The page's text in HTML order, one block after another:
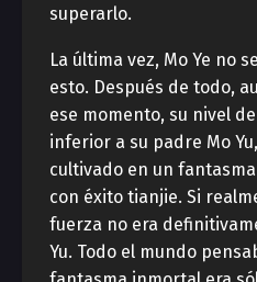
superarlo.
La última vez, Mo Ye no
esto. Después de todo,
ese momento, su nivel
inferior a su padre Mo
cultivado en un
con éxito tianjie. Si
fuerza no era
Yu. Todo el mundo